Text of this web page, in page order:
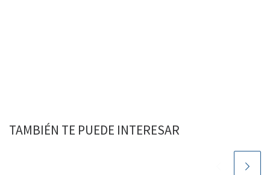
TAMBIÉN TE PUEDE INTERESAR